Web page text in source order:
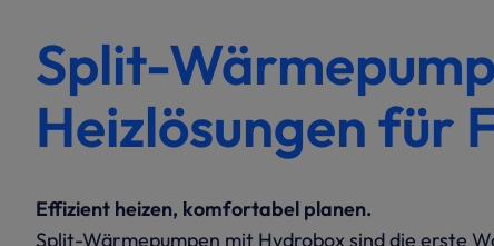
Split-
Heizlösungen für
Effizient heizen, komfortabel planen.
Split-Wärmepumpen mit Hydrobox sind die erste